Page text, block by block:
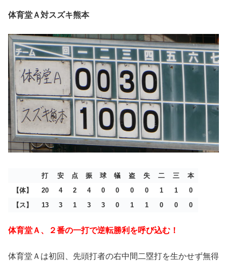
体育堂Ａ対スズキ熊本
打 安 点 振 球 犠 盗 失 二 三
本
【体】
20 4 2 4 0 0 0 0 1 1
0
【ス】
13 3 1 3 3 0 1 1 0 0 0
体育堂Ａ、２番の一打で逆転勝利を呼び込む！
体育堂Ａは初回、先頭打者の右中間二塁打を生かせず無得